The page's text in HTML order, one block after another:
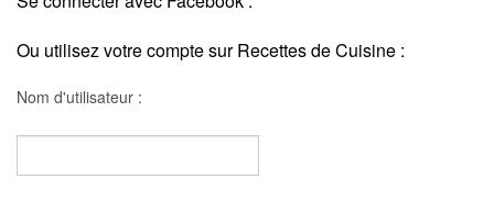
Ou utilisez votre compte sur Recettes de Cuisine :
Nom d'utilisateur :